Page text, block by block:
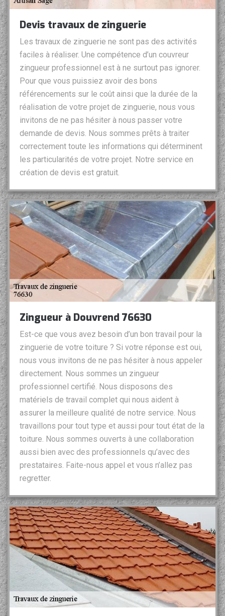
Devis travaux de zinguerie
Les travaux de zinguerie ne sont pas des activités
faciles à réaliser. Une compétence d’un couvreur
zingueur professionnel est à ne surtout pas ignorer.
Pour que vous puissiez avoir des bons
référencements sur le coût ainsi que la durée de la
réalisation de votre projet de zinguerie, nous vous
invitons de ne pas hésiter à nous passer votre
demande de devis. Nous sommes prêts à traiter
correctement toute les informations qui déterminent
les particularités de votre projet. Notre service en
création de devis est gratuit.
Zingueur à Douvrend 76630
Est-ce que vous avez besoin d’un bon travail pour la
zinguerie de votre toiture ? Si votre réponse est oui,
nous vous invitons de ne pas hésiter à nous appeler
directement. Nous sommes un zingueur
professionnel certifié. Nous disposons des
matériels de travail complet qui nous aident à
assurer la meilleure qualité de notre service. Nous
travaillons pour tout type et aussi pour tout état de la
toiture. Nous sommes ouverts à une collaboration
aussi bien avec des professionnels qu’avec des
prestataires. Faite-nous appel et vous n’allez pas
regretter.